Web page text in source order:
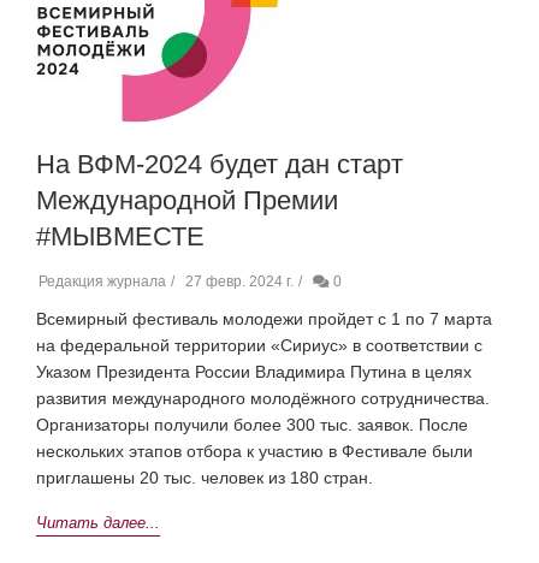
На ВФМ-2024 будет дан старт
Международной Премии
#МЫВМЕСТЕ
Редакция журнала 27 февр. 2024 г. 0
Всемирный фестиваль молодежи пройдет с 1 по 7 марта
на федеральной территории «Сириус» в соответствии с
Указом Президента России Владимира Путина в целях
развития международного молодёжного сотрудничества.
Организаторы получили более 300 тыс. заявок. После
нескольких этапов отбора к участию в Фестивале были
приглашены 20 тыс. человек из 180 стран.
Читать далее...